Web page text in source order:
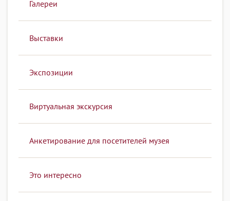
Галереи
Выставки
Экспозиции
Виртуальная экскурсия
Анкетирование для посетителей музея
Это интересно